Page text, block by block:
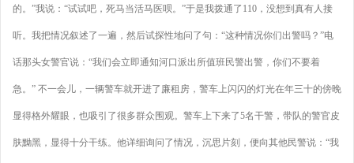
的。”我说：“试试吧，死马当活马医呗。”于是我拨通了110，没想到真有人接
听。我把情况叙述了一遍，然后试探性地问了句：“这种情况你们出警吗？”电
话那头女警官说：“我们会立即通知河口派出所值班民警出警，你们不要着
急。” 不一会儿，一辆警车就开进了廉租房，警车上闪闪的灯光在年三十的傍晚
显得格外耀眼，也吸引了很多群众围观。警车上下来了5名干警，带队的警官皮
肤黝黑，显得十分干练。他详细询问了情况，沉思片刻，便向其他民警说：“我